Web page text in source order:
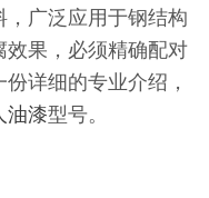
，广泛应用于钢结构
效果，必须精确配对
详细的专业介绍，
油漆型号。